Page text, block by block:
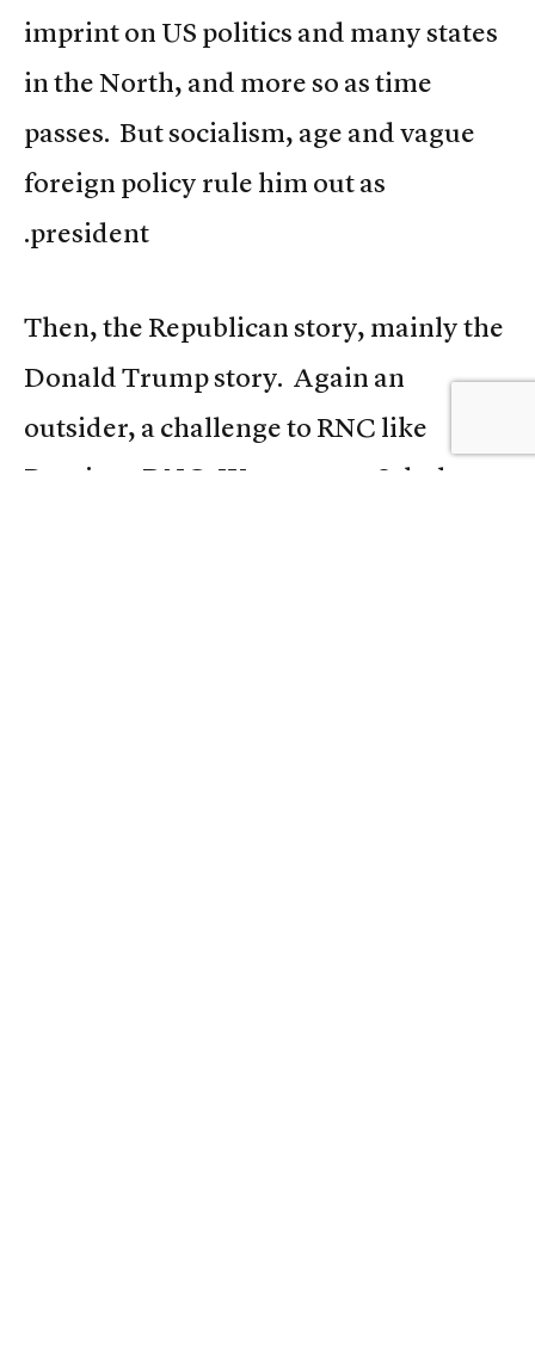
imprint on US politics and many states
in the North, and more so as time
passes. But socialism, age and vague
foreign policy rule him out as
president.
Then, the Republican story, mainly the
Donald Trump story. Again an
outsider, a challenge to RNC like
Bernie to DNC–Wasserman-Schultz.